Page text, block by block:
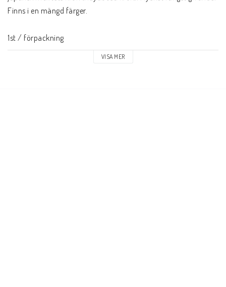
Finns i en mängd färger.
1st / förpackning
VISA MER